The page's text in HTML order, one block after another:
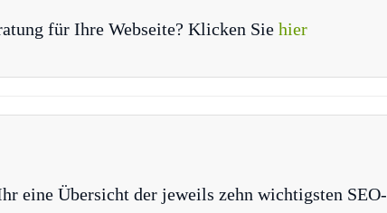
für Ihre Webseite? Klicken Sie hier
eine Übersicht der jeweils zehn wichtigsten SEO-